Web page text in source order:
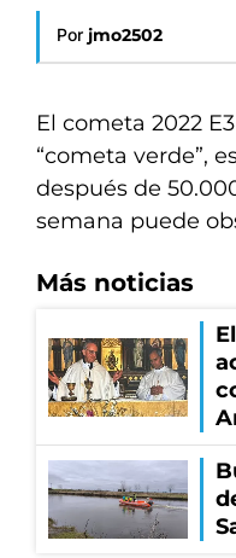
Por jmo2502
El cometa 2022
“cometa verde”,
después de
semana puede
Más noticias